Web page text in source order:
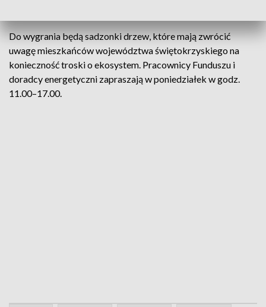
Do wygrania będą sadzonki drzew, które mają zwrócić
uwagę mieszkańców województwa świętokrzyskiego na
konieczność troski o ekosystem. Pracownicy Funduszu i
doradcy energetyczni zapraszają w poniedziałek w godz.
11.00–17.00.